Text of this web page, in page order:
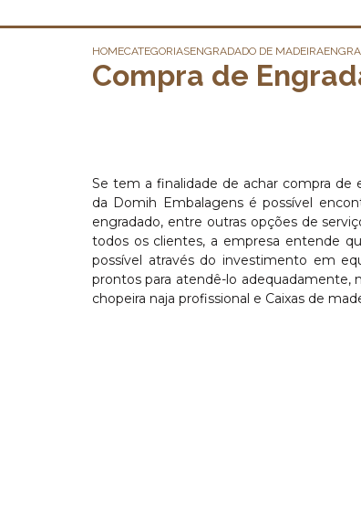
HOMECATEGORIASENGRADADO DE MADEIRA
Compra de
Se tem a finalidade de achar compra de
da Domih Embalagens é possível
engradado, entre outras opções de
todos os clientes, a empresa entende
possível através do investimento em
prontos para atendê-lo adequadamente,
chopeira naja profissional e Caixas de